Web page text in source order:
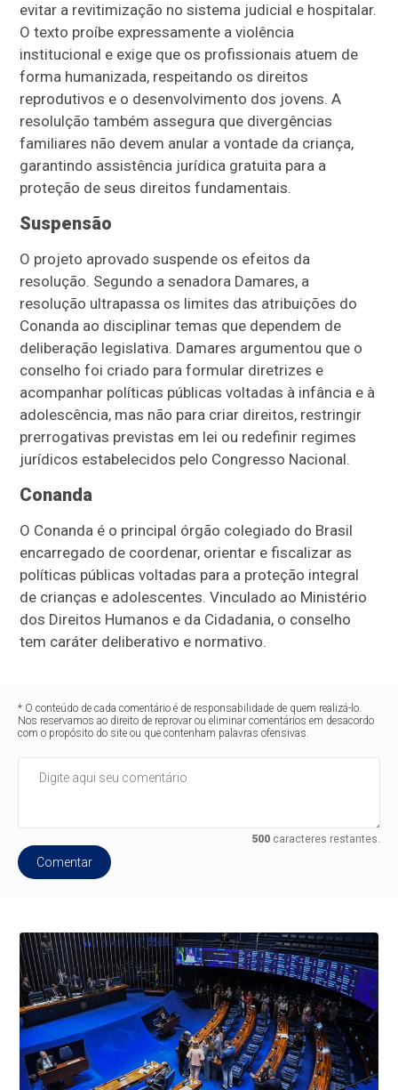
evitar a revitimização no sistema judicial e hospitalar.
O texto proíbe expressamente a violência
institucional e exige que os profissionais atuem de
forma humanizada, respeitando os direitos
reprodutivos e o desenvolvimento dos jovens. A
resolulção também assegura que divergências
familiares não devem anular a vontade da criança,
garantindo assistência jurídica gratuita para a
proteção de seus direitos fundamentais.
Suspensão
O projeto aprovado suspende os efeitos da
resolução. Segundo a senadora Damares, a
resolução ultrapassa os limites das atribuições do
Conanda ao disciplinar temas que dependem de
deliberação legislativa. Damares argumentou que o
conselho foi criado para formular diretrizes e
acompanhar políticas públicas voltadas à infância e à
adolescência, mas não para criar direitos, restringir
prerrogativas previstas em lei ou redefinir regimes
jurídicos estabelecidos pelo Congresso Nacional.
Conanda
O Conanda é o principal órgão colegiado do Brasil
encarregado de coordenar, orientar e fiscalizar as
políticas públicas voltadas para a proteção integral
de crianças e adolescentes. Vinculado ao Ministério
dos Direitos Humanos e da Cidadania, o conselho
tem caráter deliberativo e normativo.
* O conteúdo de cada comentário é de responsabilidade de quem realizá-lo.
Nos reservamos ao direito de reprovar ou eliminar comentários em desacordo
com o propósito do site ou que contenham palavras ofensivas.
500caracteres restantes.
Comentar